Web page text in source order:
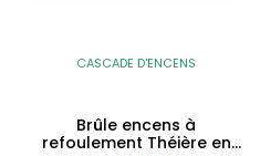
CASCADE D'ENCENS
Brûle encens à
refoulement Théière en